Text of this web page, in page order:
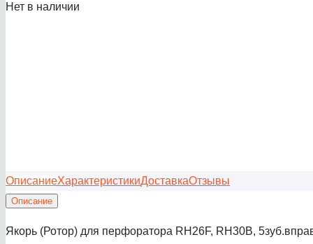
Нет в наличии
ОписаниеХарактеристикиДоставкаОтзывы
Описание
Якорь (Ротор) для перфоратора RH26F, RH30B,